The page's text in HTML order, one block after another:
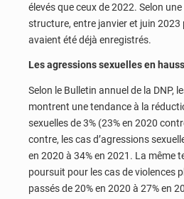
élevés que ceux de 2022. Selon
structure, entre janvier et juin 2023
avaient été déjà enregistrés.
Les agressions sexuelles en
Selon le Bulletin annuel de la DNP,
montrent une tendance à la
sexuelles de 3% (23% en 2020
contre, les cas d’agressions
en 2020 à 34% en 2021. La même
poursuit pour les cas de violences
passés de 20% en 2020 à 27% en